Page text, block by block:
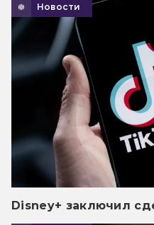
Новости
Disney+ заключил